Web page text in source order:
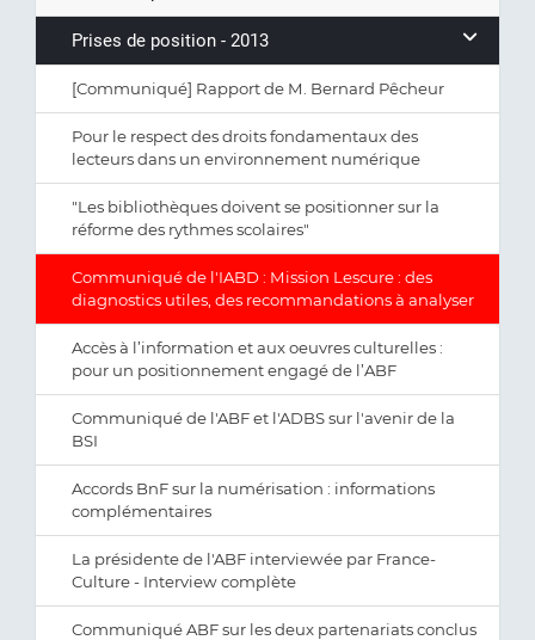
Prises de position - 2013
[Communiqué] Rapport de M. Bernard Pêcheur
Pour le respect des droits fondamentaux des
lecteurs dans un environnement numérique
"Les bibliothèques doivent se positionner sur la
réforme des rythmes scolaires"
Communiqué de l'IABD : Mission Lescure : des
diagnostics utiles, des recommandations à analyser
Accès à l’information et aux oeuvres culturelles :
pour un positionnement engagé de l’ABF
Communiqué de l'ABF et l'ADBS sur l'avenir de la
BSI
Accords BnF sur la numérisation : informations
complémentaires
La présidente de l'ABF interviewée par France-
Culture - Interview complète
Communiqué ABF sur les deux partenariats conclus